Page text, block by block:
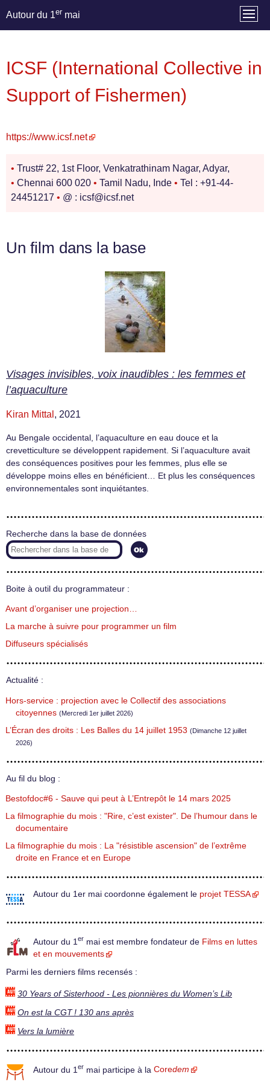
Autour du 1er mai
ICSF (International Collective in
Support of Fishermen)
https://www.icsf.net
• Trust# 22, 1st Floor, Venkatrathinam Nagar, Adyar,
• Chennai 600 020 • Tamil Nadu, Inde • Tel : +91-44-
24451217 • @ : icsf@icsf.net
Un film dans la base
Visages invisibles, voix inaudibles : les femmes et
l’aquaculture
Kiran Mittal , 2021
Au Bengale occidental, l’aquaculture en eau douce et la
crevetticulture se développent rapidement. Si l’aquaculture avait
des conséquences positives pour les femmes, plus elle se
développe moins elles en bénéficient… Et plus les conséquences
environnementales sont inquiétantes.
Recherche dans la base de données
Boite à outil du programmateur :
Avant d’organiser une projection…
La marche à suivre pour programmer un film
Diffuseurs spécialisés
Actualité :
Hors-service : projection avec le Collectif des associations
citoyennes (Mercredi 1er juillet 2026)
L’Écran des droits : Les Balles du 14 juillet 1953 (Dimanche 12 juillet
2026)
Au fil du blog :
Bestofdoc#6 - Sauve qui peut à L’Entrepôt le 14 mars 2025
La filmographie du mois : "Rire, c’est exister". De l’humour dans le
documentaire
La filmographie du mois : La "résistible ascension" de l’extrême
droite en France et en Europe
Autour du 1er mai coordonne également le projet TESSA
Autour du 1 er mai est membre fondateur de Films en luttes
et en mouvements
Parmi les derniers films recensés :
30 Years of Sisterhood - Les pionnières du Women’s Lib
On est la CGT ! 130 ans après
Vers la lumière
Autour du 1 er mai participe à la Coredem